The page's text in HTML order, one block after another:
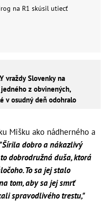
na R1 skúsil utiecť
vraždy Slovenky na
z obvinených,
v osudný deň odohralo
Mišku ako nádherného a
"Šírila dobro a nákazlivý
dobrodružná duša, ktorá
To sa jej stalo
tom, aby sa jej smrť
spravodlivého trestu,"